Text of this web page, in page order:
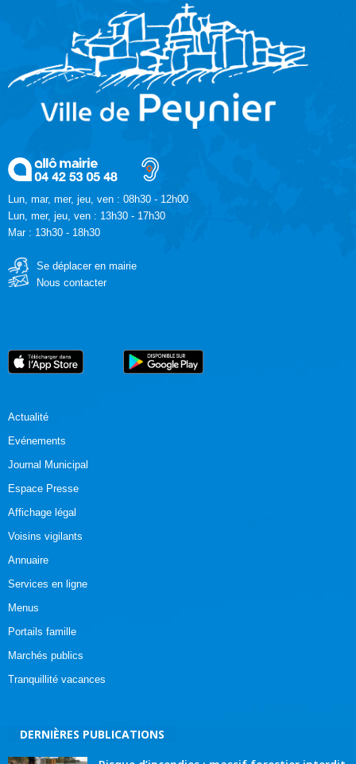
Lun, mar, mer, jeu, ven : 08h30 - 12h00
Lun, mer, jeu, ven : 13h30 - 17h30
Mar : 13h30 - 18h30
Se déplacer en mairie
Nous contacter
Actualité
Evénements
Journal Municipal
Espace Presse
Affichage légal
Voisins vigilants
Annuaire
Services en ligne
Menus
Portails famille
Marchés publics
Tranquillité vacances
DERNIÈRES PUBLICATIONS